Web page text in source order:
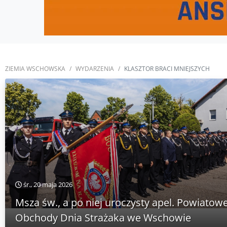
ZIEMIA WSCHOWSKA WYDARZENIA KLASZTOR BRACI MNIEJSZYCH
śr., 20 maja 2026
Msza św., a po niej uroczysty apel.
Obchody Dnia Strażaka we Wschowie